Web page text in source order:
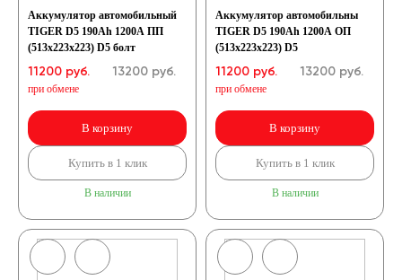
Аккумулятор автомобильный
TIGER D5 190Ah 1200A ПП
(513x223x223) D5 болт
11200 руб.
при обмене
13200руб.
В корзину
Купить в 1 клик
В наличии
Аккумулятор автомобильны
TIGER D5 190Ah 1200A ОП
(513x223x223) D5
11200 руб.
при обмене
13200руб.
В корзину
Купить в 1 клик
В наличии